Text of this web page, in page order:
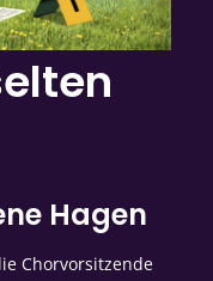
Hagen
Chorvorsitzende